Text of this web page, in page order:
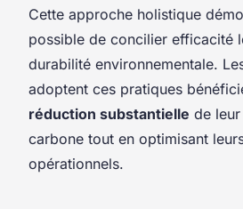
Cette approche holistique
possible de concilier efficacité
durabilité environnementale.
adoptent ces pratiques
réduction substantielle de
carbone tout en optimisant
opérationnels.